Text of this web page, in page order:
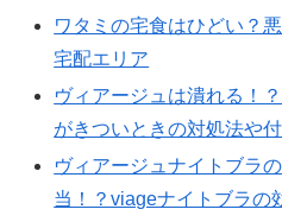
ワタミの宅食はひどい？
宅配エリア
ヴィアージュは潰れる！
がきついときの対処法や
ヴィアージュナイトブラ
当！？viageナイトブラの